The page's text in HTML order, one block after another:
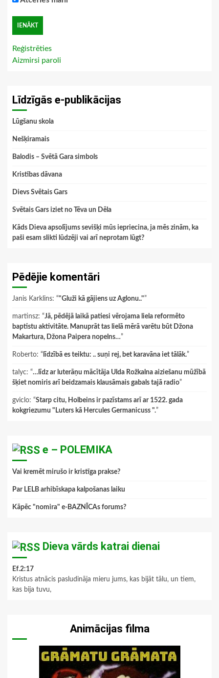
Reģistrēties
Aizmirsi paroli
Līdzīgās e-publikācijas
Lūgšanu skola
Nešķiramais
Balodis – Svētā Gara simbols
Kristības dāvana
Dievs Svētais Gars
Svētais Gars iziet no Tēva un Dēla
Kāds Dieva apsolījums sevišķi mūs iepriecina, ja mēs zinām, ka
paši esam slikti lūdzēji vai arī neprotam lūgt?
Pēdējie komentāri
Janis Karklins: “"Gluži kā gājiens uz Aglonu.."”
martinsz: “Jā, pēdējā laikā patiesi vērojama liela reformēto
baptistu aktivitāte. Manuprāt tas lielā mērā varētu būt Džona
Makartura, Džona Paipera nopelns…”
Roberto: “ līdzībā es teiktu: .. suņi rej, bet karavāna iet tālāk.”
talyc: “…līdz ar luterāņu mācītāja Ulda Rožkalna aiziešanu mūžībā
šķiet nomiris arī beidzamais klausāmais gabals tajā radio”
gviclo: “Starp citu, Holbeins ir pazīstams arī ar 1522. gada
kokgriezumu "Luters kā Hercules Germanicuss ".”
e – POLEMIKA
Vai kremēt mirušo ir kristīga prakse?
Par LELB arhibīskapa kalpošanas laiku
Kāpēc "nomira" e-BAZNĪCAs forums?
Dieva vārds katrai dienai
Ef.2:17
Kristus atnācis pasludināja mieru jums, kas bijāt tālu, un tiem,
kas bija tuvu,
Animācijas filma